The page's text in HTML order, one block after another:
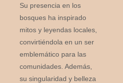
Su presencia en los
bosques ha inspirado
mitos y leyendas locales,
convirtiéndola en un ser
emblemático para las
comunidades. Además,
su singularidad y belleza